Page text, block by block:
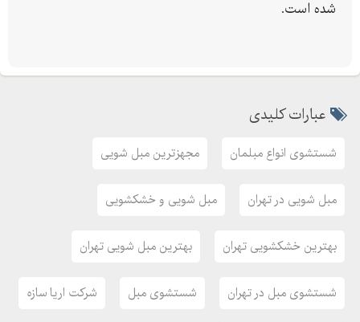
شده است.
عبارات کلیدی
شستشوی انواع مبلمان مجهزترین مبل شویی
مبل شویی در تهران مبل شویی و خشکشویی
بهترین خشکشویی تهران بهترین مبل شویی تهران
شستشوی مبل در تهران شستشوی مبل شرکت اریا سازه